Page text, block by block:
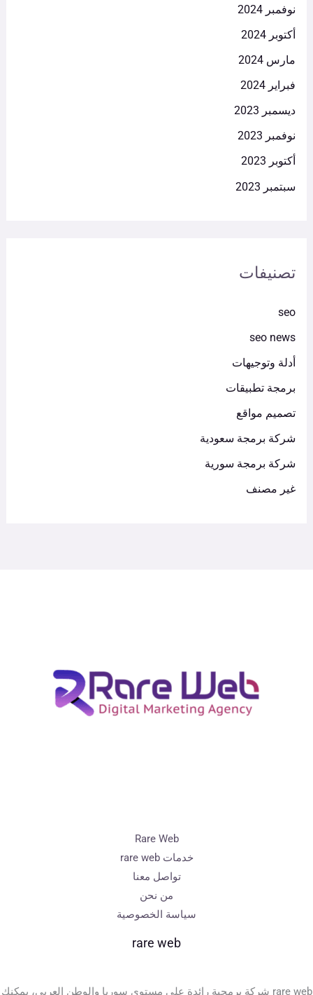
نوفمبر 2024
أكتوبر 2024
مارس 2024
فبراير 2024
ديسمبر 2023
نوفمبر 2023
أكتوبر 2023
سبتمبر 2023
تصنيفات
seo
seo news
أدلة وتوجيهات
برمجة تطبيقات
تصميم مواقع
شركة برمجة سعودية
شركة برمجة سورية
غير مصنف
Rare Web
خدمات rare web
تواصل معنا
من نحن
سياسة الخصوصية
rare web
rare web شركة برمجية رائدة على مستوى سوريا والوطن العربي، يمكنك